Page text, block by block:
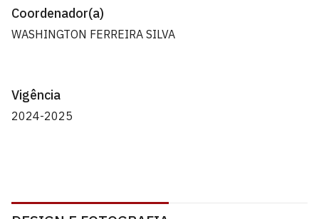
Coordenador(a)
WASHINGTON FERREIRA SILVA
Vigência
2024-2025